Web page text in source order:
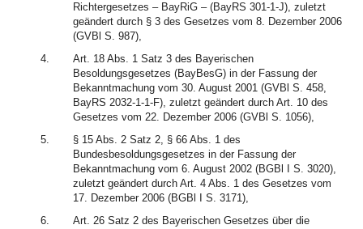
Richtergesetzes – BayRiG – (BayRS 301-1-J), zuletzt
geändert durch § 3 des Gesetzes vom 8. Dezember 2006
(GVBl S. 987),
4.
Art. 18 Abs. 1 Satz 3 des Bayerischen
Besoldungsgesetzes (BayBesG) in der Fassung der
Bekanntmachung vom 30. August 2001 (GVBl S. 458,
BayRS 2032-1-1-F), zuletzt geändert durch Art. 10 des
Gesetzes vom 22. Dezember 2006 (GVBl S. 1056),
5.
§ 15 Abs. 2 Satz 2, § 66 Abs. 1 des
Bundesbesoldungsgesetzes in der Fassung der
Bekanntmachung vom 6. August 2002 (BGBl I S. 3020),
zuletzt geändert durch Art. 4 Abs. 1 des Gesetzes vom
17. Dezember 2006 (BGBl I S. 3171),
6.
Art. 26 Satz 2 des Bayerischen Gesetzes über die